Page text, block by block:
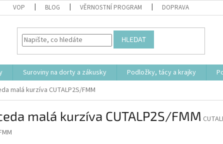
VOP BLOG VĚRNOSTNÍ PROGRAM DOPRAVA
HLEDAT
Suroviny na dorty a zákusky Podložky, tácy a krajky
malá kurzíva CUTALP2S/FMM
malá kurzíva CUTALP2S/FMM